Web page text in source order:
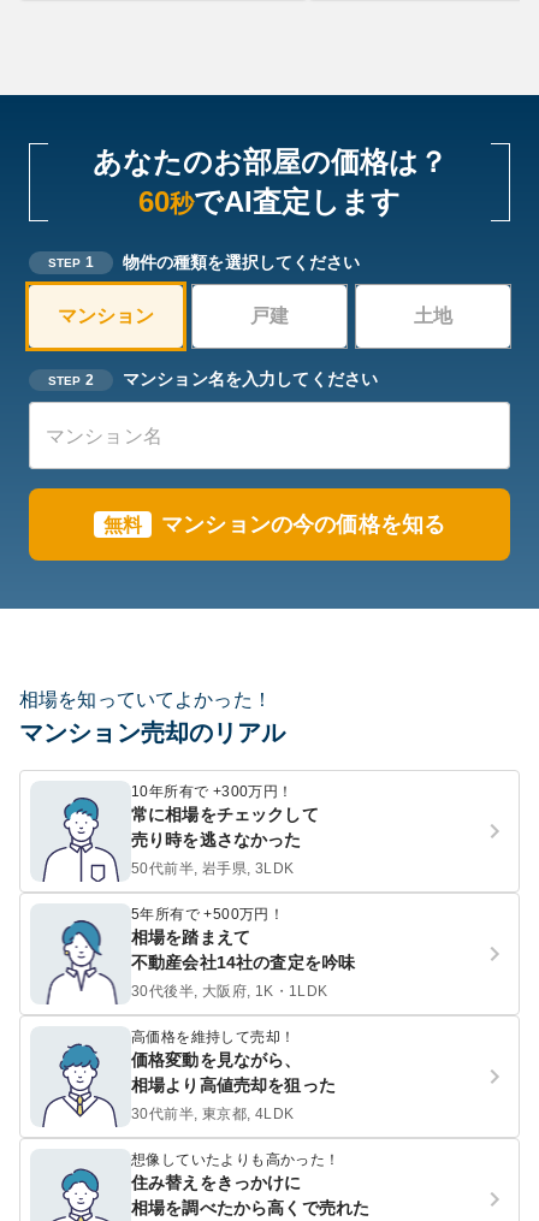
あなたのお部屋の価格は？
60秒でAI査定します
STEP 1 物件の種類を選択してください
マンション 戸建 土地
STEP 2 マンション名を入力してください
無料 マンションの今の価格を知る
相場を知っていてよかった！
マンション売却のリアル
10年所有で +300万円！
常に相場をチェックして
売り時を逃さなかった
50代前半, 岩手県, 3LDK
5年所有で +500万円！
相場を踏まえて
不動産会社14社の査定を吟味
30代後半, 大阪府, 1K・1LDK
高価格を維持して売却！
価格変動を見ながら、
相場より高値売却を狙った
30代前半, 東京都, 4LDK
想像していたよりも高かった！
住み替えをきっかけに
相場を調べたから高くで売れた